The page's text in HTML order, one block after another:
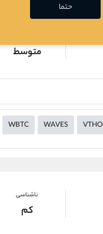
متوسط
WBTC WAVES VTHO
ناشناسی
کم
حتما